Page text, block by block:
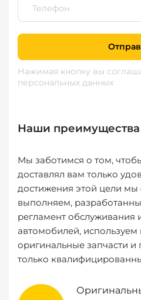
Нажимая кнопку вы
персональных данных
Наши преимущества
Мы заботимся о том,
доставлял вам только
достижения этой цели мы
выполняем,
регламент обслуживания
автомобилей, используем
оригинальные запчасти
только